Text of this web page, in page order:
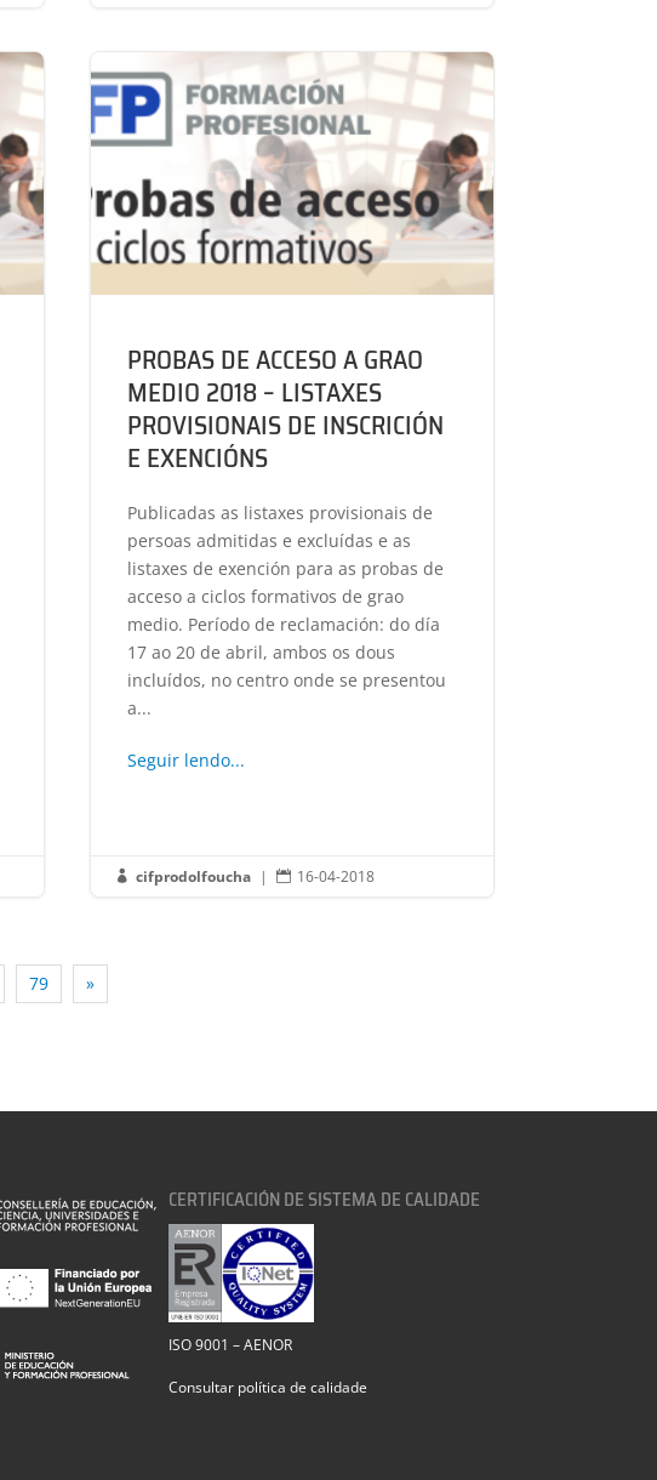
PROBAS DE ACCESO A GRAO
MEDIO 2018 – LISTAXES
PROVISIONAIS DE INSCRICIÓN
E EXENCIÓNS
Publicadas as listaxes provisionais de
persoas admitidas e excluídas e as
listaxes de exención para as probas de
acceso a ciclos formativos de grao
medio. Período de reclamación: do día
17 ao 20 de abril, ambos os dous
incluídos, no centro onde se presentou
a...
Seguir lendo...
 cifprodolfoucha |  16-04-2018
79 »
CERTIFICACIÓN DE SISTEMA DE CALIDADE
ISO 9001 – AENOR
Consultar política de calidade